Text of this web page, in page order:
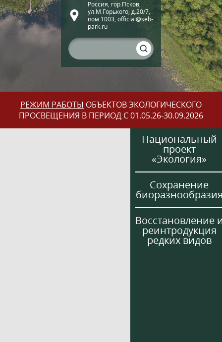
Россия, гор.Псков,
ул.М.Горького, д.20/7,
пом.1003, official@seb-
park.ru
РЕЖИМ РАБОТЫ ОБЪЕКТОВ ЭКОЛОГИЧЕСКОГО
ПРОСВЕЩЕНИЯ В ПЕРИОД С 01.05.26-30.09.2026
Национальный
проект
«Экология»
Сохранение
Восстановление
реинтродукция
редких видов